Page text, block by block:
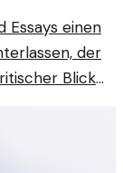
Essays einen
der
Blick